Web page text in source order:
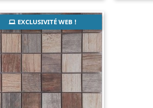
EXCLUSIVITÉ WEB !